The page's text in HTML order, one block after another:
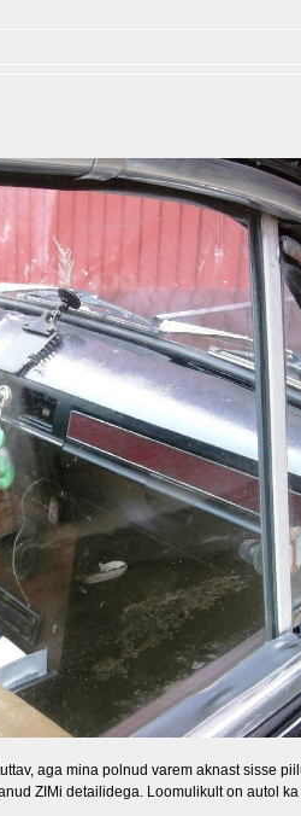
aga mina polnud varem aknast sisse
ZIMi detailidega. Loomulikult on autol